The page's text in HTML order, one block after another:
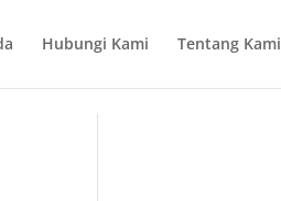
Hubungi Kami Tentang Kami